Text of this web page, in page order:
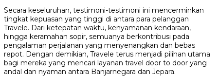
Secara keseluruhan, testimoni-testimoni ini mencerminkan
tingkat kepuasan yang tinggi di antara para pelanggan
Travele. Dari ketepatan waktu, kenyamanan kendaraan,
hingga keramahan sopir, semuanya berkontribusi pada
pengalaman perjalanan yang menyenangkan dan bebas
repot. Dengan demikian, Travele terus menjadi pilihan utama
bagi mereka yang mencari layanan travel door to door yang
andal dan nyaman antara Banjarnegara dan Jepara.